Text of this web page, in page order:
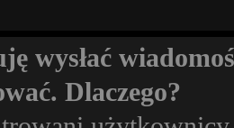
wysłać
Dlaczego?